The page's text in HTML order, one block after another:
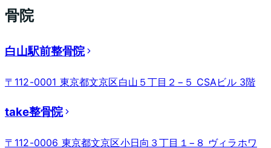
骨院
白山駅前整骨院
〒112-0001 東京都文京区白山５丁目２−５ CSAビル 3階
take整骨院
〒112-0006 東京都文京区小日向３丁目１−８ ヴィラホワ